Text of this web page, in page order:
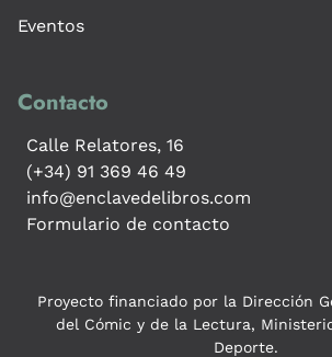
Eventos
Contacto
Calle Relatores, 16
(+34) 91 369 46 49
info@enclavedelibros.com
Formulario de contacto
Proyecto financiado por la Dirección
del Cómic y de la Lectura,
Deporte.